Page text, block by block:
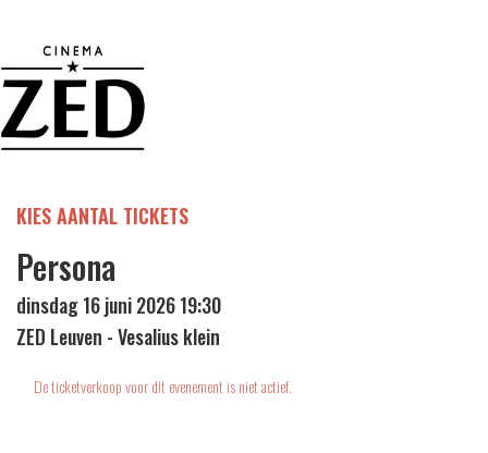
KIES AANTAL TICKETS
Persona
dinsdag 16 juni 2026 19:30
ZED Leuven - Vesalius klein
De ticketverkoop voor dit evenement is niet actief.